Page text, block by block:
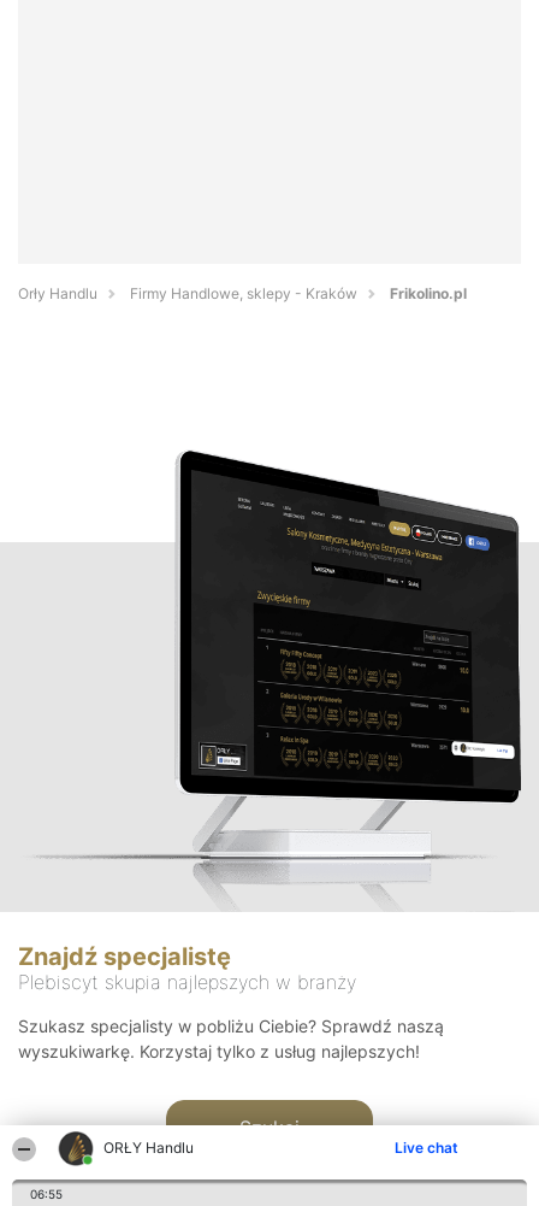
ORŁY Handlu Live chat
06:55
Orły Handlu Firmy Handlowe, sklepy - Kraków Frikolino.pl
Znajdź specjalistę
Plebiscyt skupia najlepszych w branży
Szukasz specjalisty w pobliżu Ciebie? Sprawdź naszą
wyszukiwarkę. Korzystaj tylko z usług najlepszych!
Szukaj